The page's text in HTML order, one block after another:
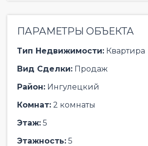
ПАРАМЕТРЫ ОБЪЕКТА
Тип Недвижимости: Квартира
Вид Сделки: Продаж
Район: Ингулецкий
Комнат: 2 комнаты
Этаж: 5
Этажность: 5